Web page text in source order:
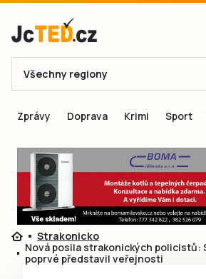
E-mail
Přihlásit se
Přihlásit se přes
Ještě nemám účet, chci se
Všechny regiony
Zprávy Doprava Krimi Sport
Strakonicko
Nová posila strakonických policistů:
poprvé představil veřejnosti